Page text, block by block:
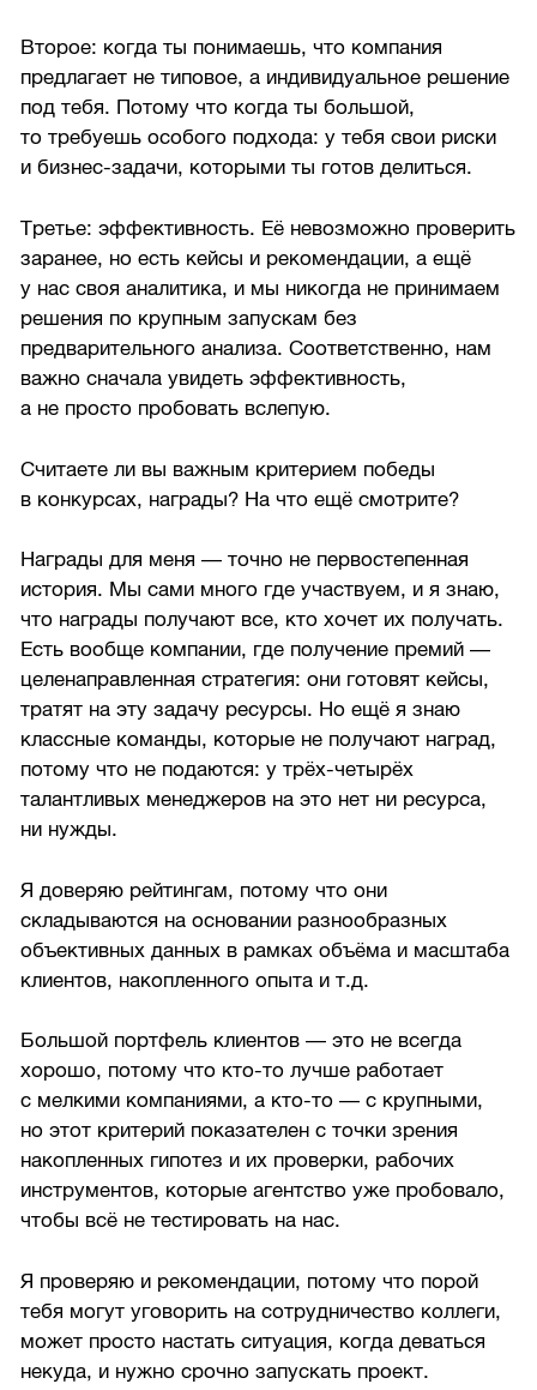
Второе: когда ты понимаешь, что компания
предлагает не типовое, а индивидуальное решение
под тебя. Потому что когда ты большой,
то требуешь особого подхода: у тебя свои риски
и бизнес-задачи, которыми ты готов делиться.
Третье: эффективность. Её невозможно проверить
заранее, но есть кейсы и рекомендации, а ещё
у нас своя аналитика, и мы никогда не принимаем
решения по крупным запускам без
предварительного анализа. Соответственно, нам
важно сначала увидеть эффективность,
а не просто пробовать вслепую.
Считаете ли вы важным критерием победы
в конкурсах, награды? На что ещё смотрите?
Награды для меня — точно не первостепенная
история. Мы сами много где участвуем, и я знаю,
что награды получают все, кто хочет их получать.
Есть вообще компании, где получение премий —
целенаправленная стратегия: они готовят кейсы,
тратят на эту задачу ресурсы. Но ещё я знаю
классные команды, которые не получают наград,
потому что не подаются: у трёх-четырёх
талантливых менеджеров на это нет ни ресурса,
ни нужды.
Я доверяю рейтингам, потому что они
складываются на основании разнообразных
объективных данных в рамках объёма и масштаба
клиентов, накопленного опыта и т.д.
Большой портфель клиентов — это не всегда
хорошо, потому что кто-то лучше работает
с мелкими компаниями, а кто-то — с крупными,
но этот критерий показателен с точки зрения
накопленных гипотез и их проверки, рабочих
инструментов, которые агентство уже пробовало,
чтобы всё не тестировать на нас.
Я проверяю и рекомендации, потому что порой
тебя могут уговорить на сотрудничество коллеги,
может просто настать ситуация, когда деваться
некуда, и нужно срочно запускать проект.